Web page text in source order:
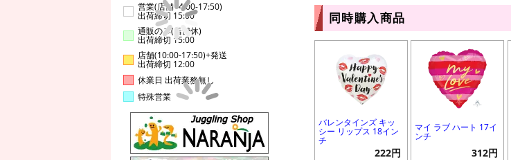
営業(店舗14:00-17:50)
出荷締切 15:00
通販のみ(店舗休)
出荷締切 15:00
店舗(10:00-17:50)+発送
出荷締切 12:00
休業日 出荷業務無し
特殊営業
同時購入商品
バレンタインズ キッ
シー リップス 18イン
チ
222円
マイ ラブ ハート 17イ
ンチ
312円